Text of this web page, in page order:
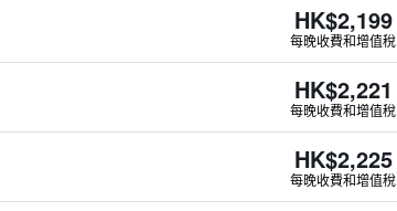
HK$2,199
每晚收費和增值稅
HK$2,221
每晚收費和增值稅
HK$2,225
每晚收費和增值稅